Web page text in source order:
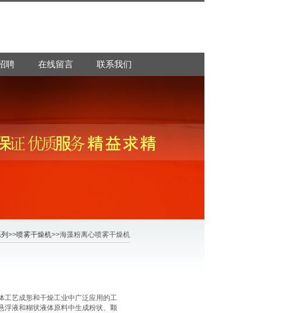
聘 在线留言 联系我们
>>喷雾干燥机>>海藻粉离心喷雾干燥机
工艺成形和干燥工业中广泛应用的工
浮液和糊状液体原料中生成粉状、颗